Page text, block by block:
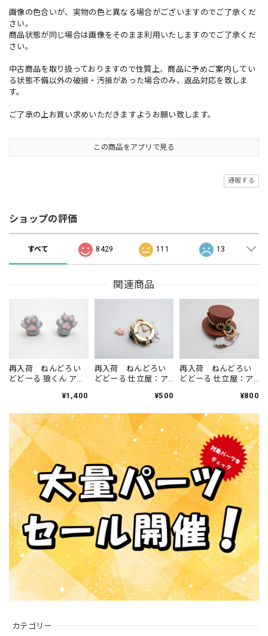
カテゴリー
画像の色合いが、実物の色と異なる場合がございますのでご了承くだ
さい。
商品状態が同じ場合は画像をそのまま利用いたしますのでご了承くだ
さい。
中古商品を取り扱っておりますので性質上、商品に予めご案内してい
る状態不備以外の破損・汚損があった場合のみ、返品対応を致しま
す。
ご了承の上お買い求めいただきますようお願い致します。
この商品をアプリで見る
通報する
ショップの評価
すべて 8429 111 13
関連商品
再入荷 ねんどろい
どどーる 狼くん アッ
¥1,400
再入荷 ねんどろい
どどーる 仕立屋：ア
¥500
再入荷 ねんどろい
どどーる 仕立屋：ア
¥800